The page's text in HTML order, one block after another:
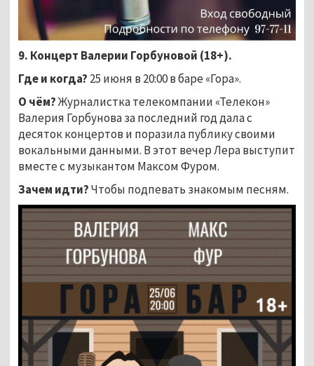
9. Концерт Валерии Горбуновой (18+).
Где и когда? 25 июня в 20:00 в баре «Гора».
О чём?Журналистка телекомпании «Телекон»
Валерия Горбунова за последний год дала с
десяток концертов и поразила публику своими
вокальными данными. В этот вечер Лера выступит
вместе с музыкантом Максом Фуром.
Зачем идти?Чтобы подпевать знакомым песням.